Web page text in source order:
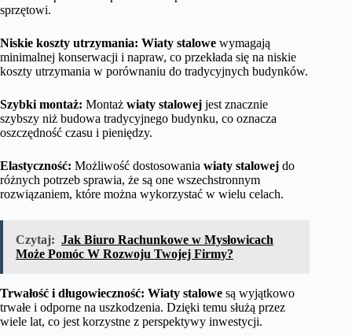
sprzętowi.
Niskie koszty utrzymania: Wiaty stalowe wymagają
minimalnej konserwacji i napraw, co przekłada się na niskie
koszty utrzymania w porównaniu do tradycyjnych budynków.
Szybki montaż: Montaż wiaty stalowej jest znacznie
szybszy niż budowa tradycyjnego budynku, co oznacza
oszczędność czasu i pieniędzy.
Elastyczność: Możliwość dostosowania wiaty stalowej do
różnych potrzeb sprawia, że są one wszechstronnym
rozwiązaniem, które można wykorzystać w wielu celach.
Czytaj: Jak Biuro Rachunkowe w Mysłowicach
Może Pomóc W Rozwoju Twojej Firmy?
Trwałość i długowieczność: Wiaty stalowe są wyjątkowo
trwałe i odporne na uszkodzenia. Dzięki temu służą przez
wiele lat, co jest korzystne z perspektywy inwestycji.